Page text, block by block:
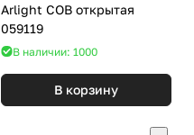
Arlight COB открытая
059119
В наличии: 1000
В корзину